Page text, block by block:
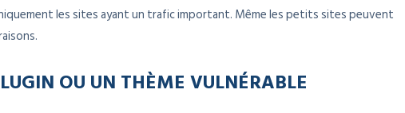
les sites ayant un trafic important. Même les petits sites peuvent
OU UN THÈME VULNÉRABLE